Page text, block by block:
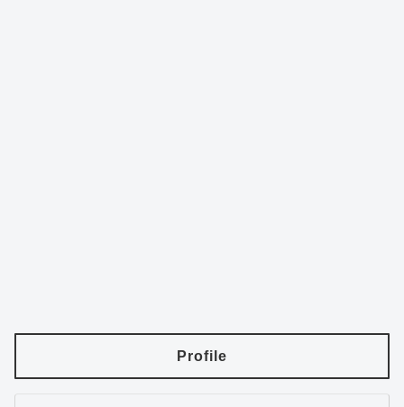
Profile